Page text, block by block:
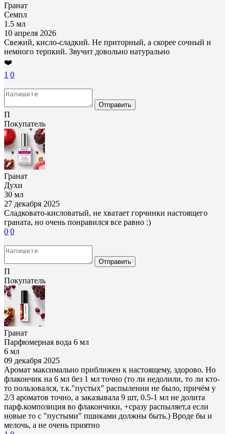
Гранат
Семпл
1.5 мл
10 апреля 2026
Свежий, кисло-сладкий. Не приторный, а скорее сочный и
немного терпкий. Звучит довольно натурально
❤️
1 0
Отправить
П
Покупатель
Гранат
Духи
30 мл
27 декабря 2025
Сладковато-кисловатый, не хватает горчинки настоящего
граната, но очень понравился все равно :)
0 0
Отправить
П
Покупатель
Гранат
Парфюмерная вода 6 мл
6 мл
09 декабря 2025
Аромат максимально приближен к настоящему, здорово. Но
флакончик на 6 мл без 1 мл точно (то ли недолили, то ли кто-
то пользовался, т.к."пустых" распылении не было, причём у
2/3 ароматов точно, а заказывала 9 шт, 0.5-1 мл не долита
парф.композиция во флакончики, +сразу распыляет,а если
новые то с "пустыми" пшиками должны быть.) Вроде бы и
мелочь, а не очень приятно